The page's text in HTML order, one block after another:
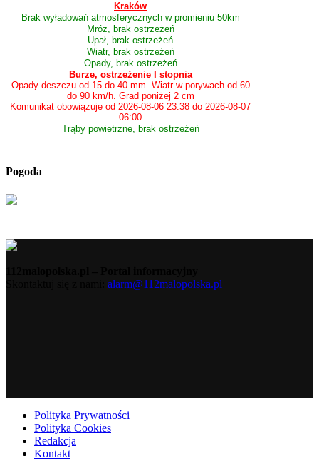
Kraków
Brak wyładowań atmosferycznych w promieniu 50km
Mróz, brak ostrzeżeń
Upał, brak ostrzeżeń
Wiatr, brak ostrzeżeń
Opady, brak ostrzeżeń
Burze, ostrzeżenie I stopnia
Opady deszczu od 15 do 40 mm. Wiatr w porywach od 60
do 90 km/h. Grad poniżej 2 cm
Komunikat obowiązuje od 2026-08-06 23:38 do 2026-08-07
06:00
Trąby powietrzne, brak ostrzeżeń
Pogoda
alarm@112malopolska.pl
Polityka Prywatności
Polityka Cookies
Redakcja
Kontakt